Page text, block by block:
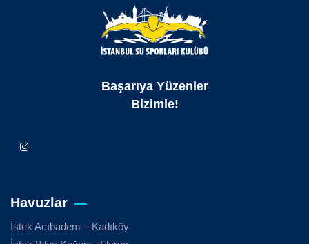
Başarıya Yüzenler
Bizimle!
Havuzlar
İstek Acıbadem – Kadıköy